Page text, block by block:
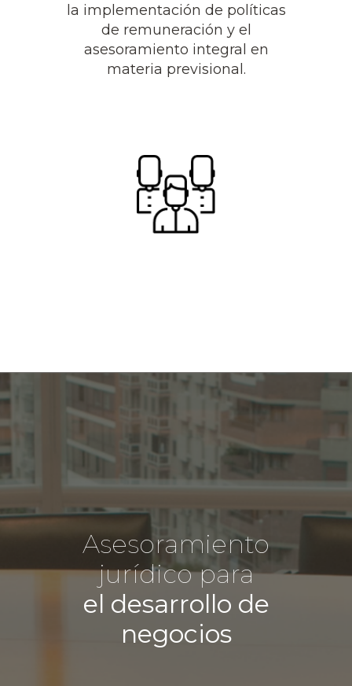
la implementación de políticas
de remuneración y el
asesoramiento integral en
materia previsional.
Asesoramiento
jurídico para
el desarrollo de
negocios